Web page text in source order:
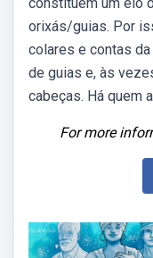
orixás/guias. Por
colares e contas
de guias e, às
cabeças. Há quem
For more